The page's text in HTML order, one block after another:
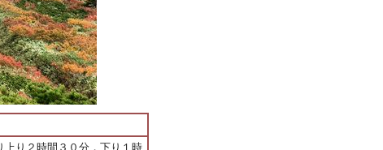
上り２時間３０分，下り１時